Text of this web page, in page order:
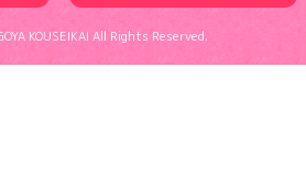
KOUSEIKAI All Rights Reserved.